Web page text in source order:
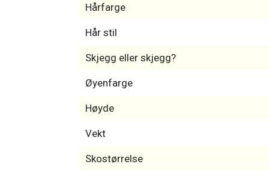
Hårfarge
Hår stil
Skjegg eller skjegg?
Øyenfarge
Høyde
Vekt
Skostørrelse